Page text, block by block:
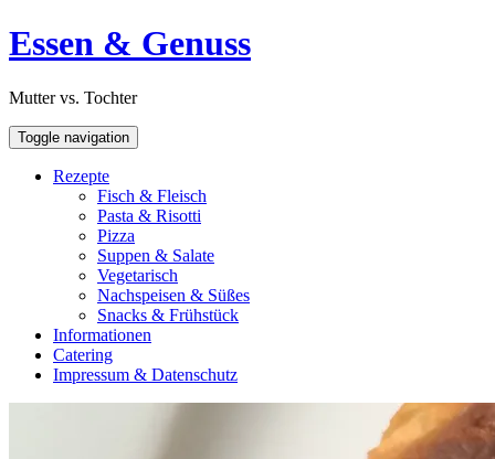
Skip
to
Open
Sidebar
Essen & Genuss
Mutter vs. Tochter
Toggle navigation
Rezepte
Fisch & Fleisch
Pasta & Risotti
Pizza
Suppen & Salate
Vegetarisch
Nachspeisen & Süßes
Snacks & Frühstück
Informationen
Catering
Impressum & Datenschutz